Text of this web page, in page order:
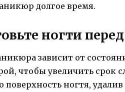
долгое время.
ногти
зависит от
чтобы увеличить срок
ногтя,